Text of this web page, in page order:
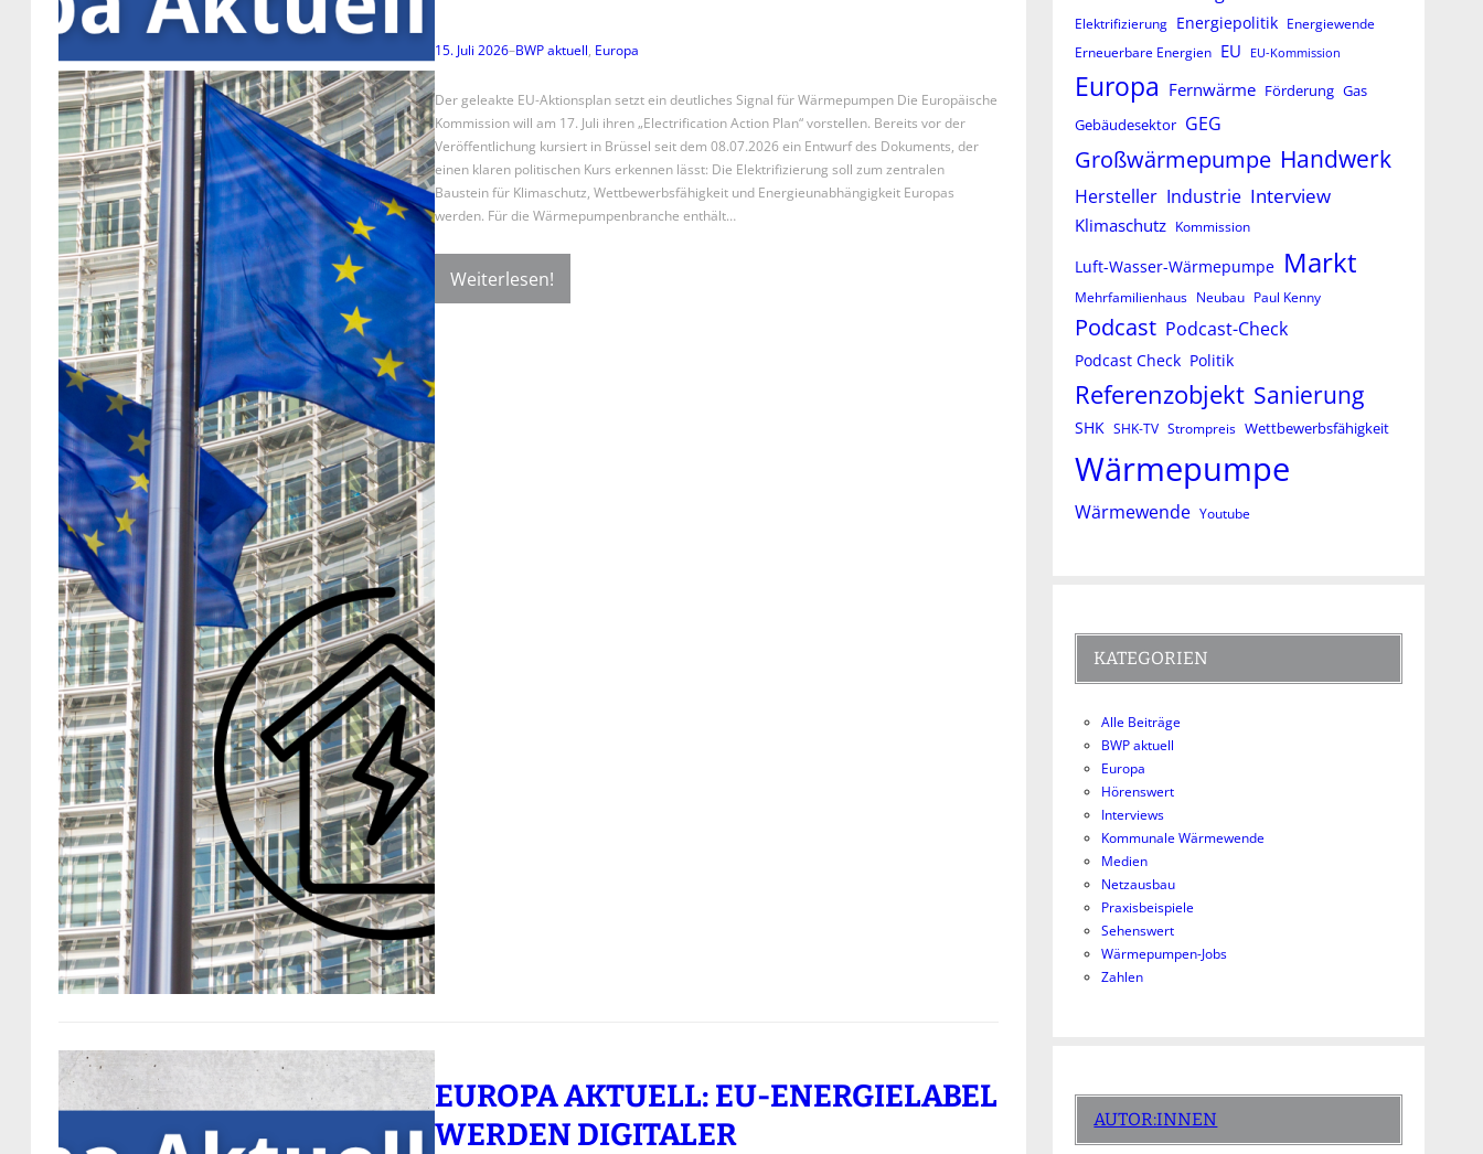
15. Juli 2026–BWP aktuell, Europa
Der geleakte EU-Aktionsplan setzt ein deutliches Signal für Wärmepumpen Die Europäische
Kommission will am 17. Juli ihren „Electrification Action Plan“ vorstellen. Bereits vor der
Veröffentlichung kursiert in Brüssel seit dem 08.07.2026 ein Entwurf des Dokuments, der
einen klaren politischen Kurs erkennen lässt: Die Elektrifizierung soll zum zentralen
Baustein für Klimaschutz, Wettbewerbsfähigkeit und Energieunabhängigkeit Europas
werden. Für die Wärmepumpenbranche enthält…
Weiterlesen!
EUROPA AKTUELL: EU-ENERGIELABEL
WERDEN DIGITALER
Elektrifizierung Energiepolitik Energiewende
Erneuerbare Energien EU EU-Kommission
Europa Fernwärme Förderung Gas
Gebäudesektor GEG
Großwärmepumpe Handwerk
Hersteller Industrie Interview
Klimaschutz Kommission
Luft-Wasser-Wärmepumpe Markt
Mehrfamilienhaus Neubau Paul Kenny
Podcast Podcast-Check
Podcast Check Politik
Referenzobjekt Sanierung
SHK SHK-TV Strompreis Wettbewerbsfähigkeit
Wärmepumpe
Wärmewende Youtube
KATEGORIEN
Alle Beiträge
BWP aktuell
Europa
Hörenswert
Interviews
Kommunale Wärmewende
Medien
Netzausbau
Praxisbeispiele
Sehenswert
Wärmepumpen-Jobs
Zahlen
AUTOR:INNEN